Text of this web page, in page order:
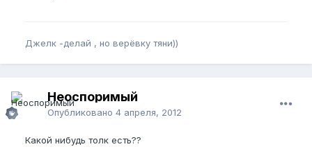
Джелк -делай , но верёвку тяни))
Неоспоримый
Опубликовано 4 апреля, 2012
Какой нибудь толк есть??